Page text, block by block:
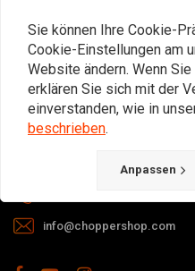
info@choppershop.com
Sie können Ihre Cookie-
Cookie-Einstellungen am
Website ändern. Wenn
erklären Sie sich mit der
einverstanden, wie in
beschrieben.
Anpassen